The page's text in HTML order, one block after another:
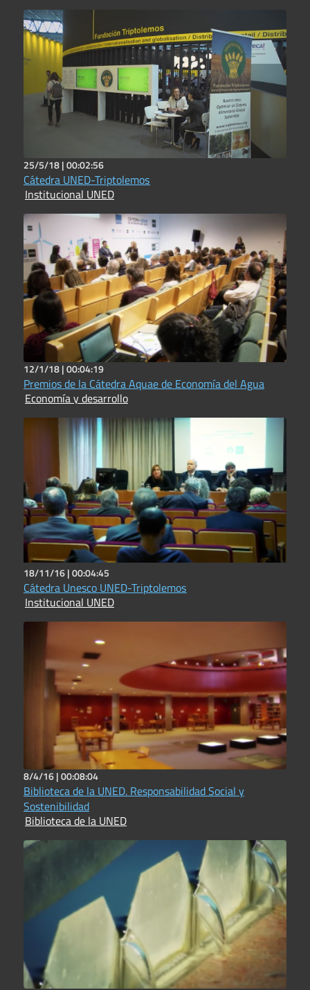
25/5/18 |00:02:56
Cátedra UNED-Triptolemos
Institucional UNED
12/1/18 |00:04:19
Premios de la Cátedra Aquae de Economía del Agua
Economía y desarrollo
18/11/16 |00:04:45
Cátedra Unesco UNED-Triptolemos
Institucional UNED
8/4/16 |00:08:04
Biblioteca de la UNED. Responsabilidad Social y
Sostenibilidad
Biblioteca de la UNED